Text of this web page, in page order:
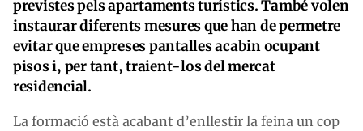
previstes pels apartaments turístics. També volen
instaurar diferents mesures que han de permetre
evitar que empreses pantalles acabin ocupant
pisos i, per tant, traient-los del mercat
residencial.
La formació està acabant d’enllestir la feina un cop